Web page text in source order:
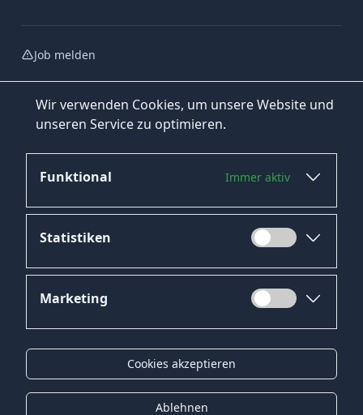
Wir verwenden Cookies, um unsere Website und
unseren Service zu optimieren.
Funktional Immer aktiv
Statistiken
Marketing
Cookies akzeptieren
Ablehnen
Job melden
Jetzt bewerben
Datenschutz
Impressum
Kontakt
Gender-Hinweis